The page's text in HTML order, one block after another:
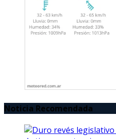
Noticia Recomendada